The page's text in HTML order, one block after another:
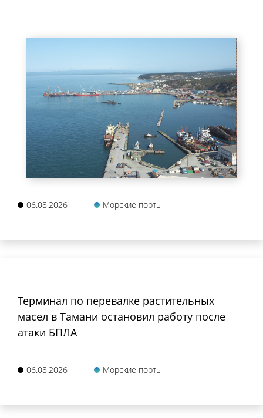
06.08.2026 Морские порты
Терминал по перевалке растительных
масел в Тамани остановил работу после
атаки БПЛА
06.08.2026 Морские порты